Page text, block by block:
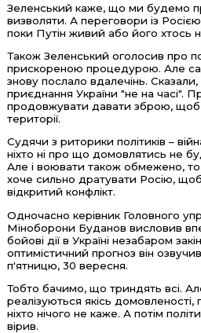
Зеленський каже, що ми будемо
визволяти. А переговори із
поки Путін живий або його хтось
Також Зеленський оголосив про
прискореною процедурою. Але
знову послало вдалечінь.
приєднання України "не на часі".
продовжувати давати зброю, щоб
території.
Судячи з риторики політиків –
ніхто ні про що домовлятись не
Але і воювати також обмежено,
хоче сильно дратувати Росію,
відкритий конфлікт.
Одночасно керівник Головного
Міноборони Буданов висловив
бойові дії в Україні незабаром
оптимістичний прогноз він
п'ятницю, 30 вересня.
Тобто бачимо, що триндять всі.
реалізуються якісь
ніхто нічого не каже. А потім
вірив.